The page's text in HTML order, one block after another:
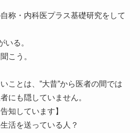
称・内科医プラス基礎研究をして
いる。
こう。
ことは、”大昔”から医者の間では
にも隠していません。
知しています】
活を送っている人？